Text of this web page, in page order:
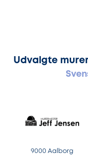
Udvalgte
9000 Aalborg